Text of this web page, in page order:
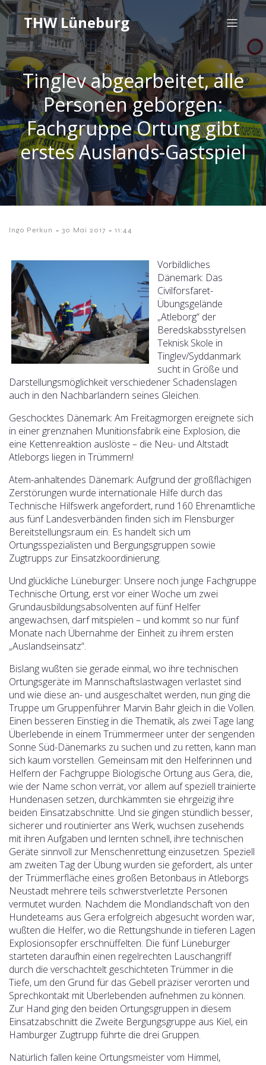
THW Lüneburg
Tinglev abgearbeitet, alle
Personen geborgen:
Fachgruppe Ortung gibt
erstes Auslands-Gastspiel
Ingo Perkun - 30 Mai 2017 - 11:44
Vorbildliches
Dänemark: Das
Civilforsfaret-
Übungsgelände
„Atleborg“ der
Beredskabsstyrelsen
Teknisk Skole in
Tinglev/Syddanmark
sucht in Größe und
Darstellungsmöglichkeit verschiedener Schadenslagen
auch in den Nachbarländern seines Gleichen.
Geschocktes Dänemark: Am Freitagmorgen ereignete sich
in einer grenznahen Munitionsfabrik eine Explosion, die
eine Kettenreaktion auslöste – die Neu- und Altstadt
Atleborgs liegen in Trümmern!
Atem-anhaltendes Dänemark: Aufgrund der großflächigen
Zerstörungen wurde internationale Hilfe durch das
Technische Hilfswerk angefordert, rund 160 Ehrenamtliche
aus fünf Landesverbänden finden sich im Flensburger
Bereitstellungsraum ein. Es handelt sich um
Ortungsspezialisten und Bergungsgruppen sowie
Zugtrupps zur Einsatzkoordinierung.
Und glückliche Lüneburger: Unsere noch junge Fachgruppe
Technische Ortung, erst vor einer Woche um zwei
Grundausbildungsabsolventen auf fünf Helfer
angewachsen, darf mitspielen – und kommt so nur fünf
Monate nach Übernahme der Einheit zu ihrem ersten
„Auslandseinsatz“.
Bislang wußten sie gerade einmal, wo ihre technischen
Ortungsgeräte im Mannschaftslastwagen verlastet sind
und wie diese an- und ausgeschaltet werden, nun ging die
Truppe um Gruppenführer Marvin Bahr gleich in die Vollen.
Einen besseren Einstieg in die Thematik, als zwei Tage lang
Überlebende in einem Trümmermeer unter der sengenden
Sonne Süd-Dänemarks zu suchen und zu retten, kann man
sich kaum vorstellen. Gemeinsam mit den Helferinnen und
Helfern der Fachgruppe Biologische Ortung aus Gera, die,
wie der Name schon verrät, vor allem auf speziell trainierte
Hundenasen setzen, durchkämmten sie ehrgeizig ihre
beiden Einsatzabschnitte. Und sie gingen stündlich besser,
sicherer und routinierter ans Werk, wuchsen zusehends
mit ihren Aufgaben und lernten schnell, ihre technischen
Geräte sinnvoll zur Menschenrettung einzusetzen. Speziell
am zweiten Tag der Übung wurden sie gefordert, als unter
der Trümmerfläche eines großen Betonbaus in Atleborgs
Neustadt mehrere teils schwerstverletzte Personen
vermutet wurden. Nachdem die Mondlandschaft von den
Hundeteams aus Gera erfolgreich abgesucht worden war,
wußten die Helfer, wo die Rettungshunde in tieferen Lagen
Explosionsopfer erschnüffelten. Die fünf Lüneburger
starteten daraufhin einen regelrechten Lauschangriff
durch die verschachtelt geschichteten Trümmer in die
Tiefe, um den Grund für das Gebell präziser verorten und
Sprechkontakt mit Überlebenden aufnehmen zu können.
Zur Hand ging den beiden Ortungsgruppen in diesem
Einsatzabschnitt die Zweite Bergungsgruppe aus Kiel, ein
Hamburger Zugtrupp führte die drei Gruppen.
Natürlich fallen keine Ortungsmeister vom Himmel,